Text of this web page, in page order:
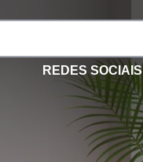
REDES SOCIAIS